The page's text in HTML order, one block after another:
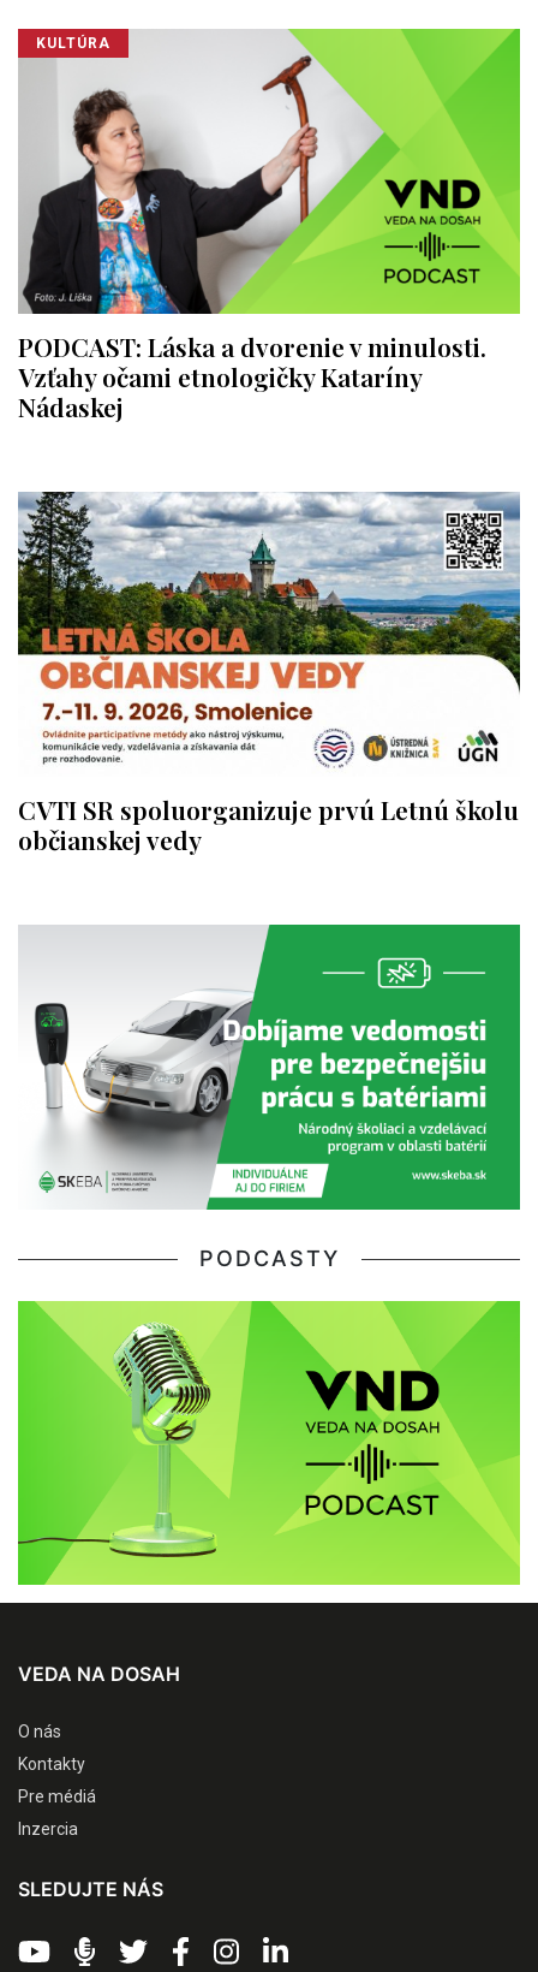
KULTÚRA
PODCAST: Láska a dvorenie v minulosti.
Vzťahy očami etnologičky Kataríny
Nádaskej
CVTI SR spoluorganizuje prvú Letnú školu
občianskej vedy
PODCASTY
VEDA NA DOSAH
O nás
Kontakty
Pre médiá
Inzercia
SLEDUJTE NÁS